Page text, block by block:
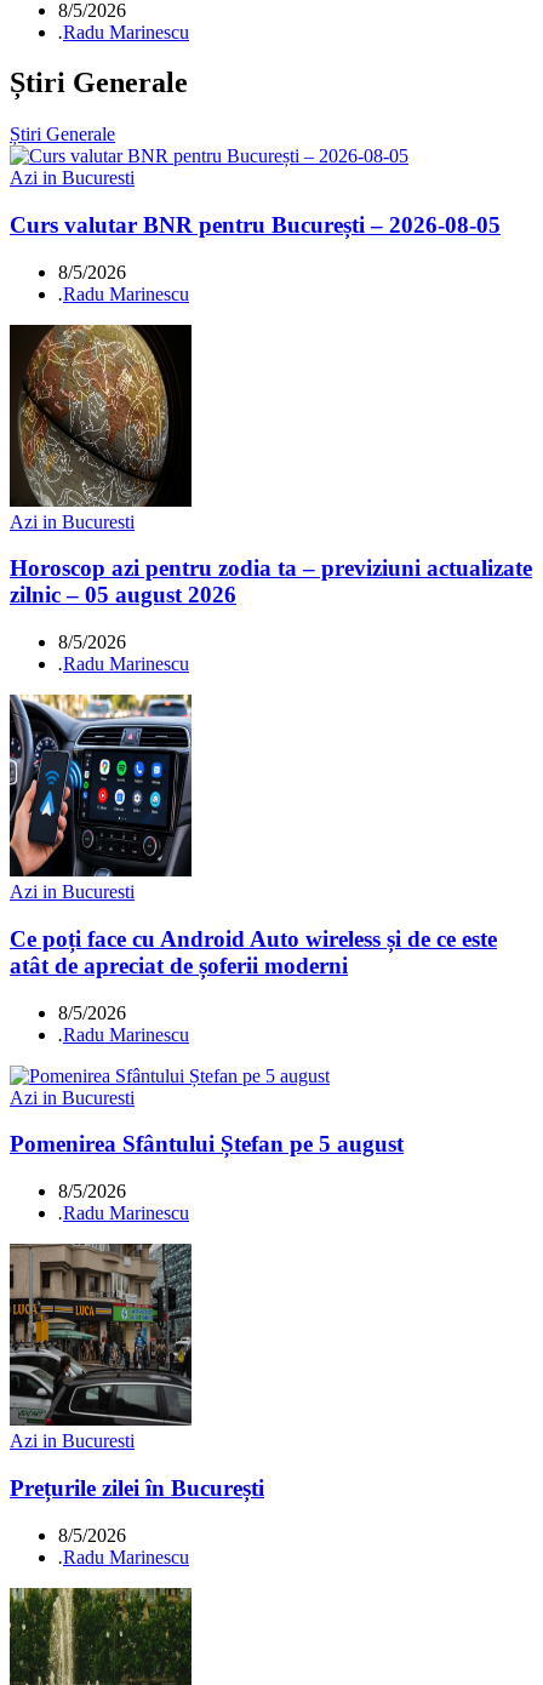
8/5/2026
.Radu Marinescu
Știri Generale
Știri Generale
Azi in Bucuresti
Curs valutar BNR pentru București – 2026-08-05
8/5/2026
.Radu Marinescu
Azi in Bucuresti
Horoscop azi pentru zodia ta – previziuni actualizate
zilnic – 05 august 2026
8/5/2026
.Radu Marinescu
Azi in Bucuresti
Ce poți face cu Android Auto wireless și de ce este
atât de apreciat de șoferii moderni
8/5/2026
.Radu Marinescu
Azi in Bucuresti
Pomenirea Sfântului Ștefan pe 5 august
8/5/2026
.Radu Marinescu
Azi in Bucuresti
Prețurile zilei în București
8/5/2026
.Radu Marinescu